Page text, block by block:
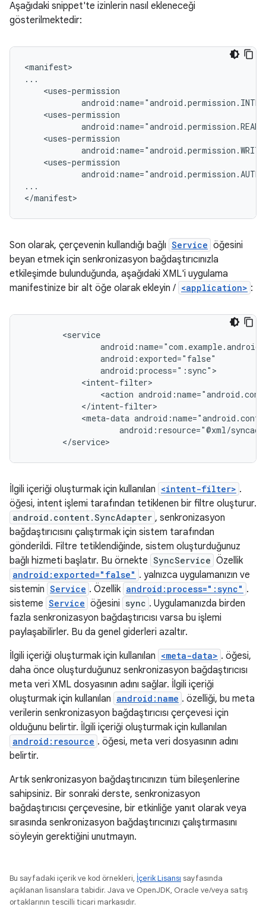
Aşağıdaki snippet'te izinlerin nasıl ekleneceği
gösterilmektedir:
<manifest>
...
</manifest>
Son olarak, çerçevenin kullandığı bağlı Service öğesini
beyan etmek için senkronizasyon bağdaştırıcınızla
etkileşimde bulunduğunda, aşağıdaki XML'i uygulama
manifestinize bir alt öğe olarak ekleyin / <application> :
<action
<meta-data
android:resource="@xml/
</service>
İlgili içeriği oluşturmak için kullanılan <intent-filter> .
öğesi, intent işlemi tarafından tetiklenen bir filtre oluşturur.
android.content.SyncAdapter , senkronizasyon
bağdaştırıcısını çalıştırmak için sistem tarafından
gönderildi. Filtre tetiklendiğinde, sistem oluşturduğunuz
bağlı hizmeti başlatır. Bu örnekte SyncService Özellik
android:exported="false" . yalnızca uygulamanızın ve
sistemin Service . Özellik android:process=":sync" .
sisteme Service öğesini sync . Uygulamanızda birden
fazla senkronizasyon bağdaştırıcısı varsa bu işlemi
paylaşabilirler. Bu da genel giderleri azaltır.
İlgili içeriği oluşturmak için kullanılan <meta-data> . öğesi,
daha önce oluşturduğunuz senkronizasyon bağdaştırıcısı
meta veri XML dosyasının adını sağlar. İlgili içeriği
oluşturmak için kullanılan android:name . özelliği, bu meta
verilerin senkronizasyon bağdaştırıcısı çerçevesi için
olduğunu belirtir. İlgili içeriği oluşturmak için kullanılan
android:resource . öğesi, meta veri dosyasının adını
belirtir.
Artık senkronizasyon bağdaştırıcınızın tüm bileşenlerine
sahipsiniz. Bir sonraki derste, senkronizasyon
bağdaştırıcısı çerçevesine, bir etkinliğe yanıt olarak veya
sırasında senkronizasyon bağdaştırıcınızı çalıştırmasını
söyleyin gerektiğini unutmayın.
Bu sayfadaki içerik ve kod örnekleri, İçerik Lisansı sayfasında
açıklanan lisanslara tabidir. Java ve OpenJDK, Oracle ve/veya satış
ortaklarının tescilli ticari markasıdır.